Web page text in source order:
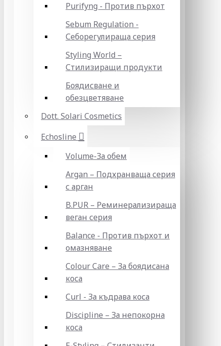
Purifyng - Против пърхот
Sebum Regulation -
Себорегулираща серия
Styling World –
Стилизиращи продукти
Боядисване и
обезцветяване
Dott. Solari Cosmetics
Echosline
Volume-За обем
Argan – Подхранваща серия
с арган
B.PUR – Реминерализираща
веган серия
Balance - Против пърхот и
омазняване
Colour Care – За боядисана
коса
Curl - За къдрава коса
Discipline – За непокорна
коса